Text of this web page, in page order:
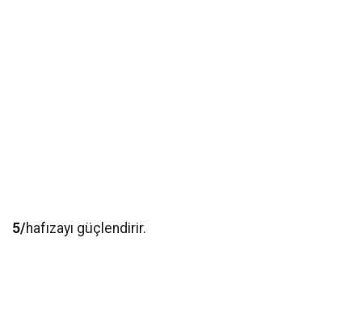
5/hafızayı güçlendirir.